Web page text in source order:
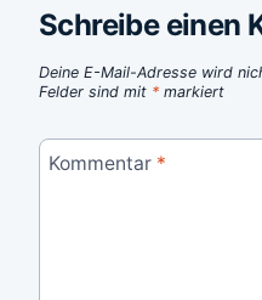
Schreibe einen
Deine E-Mail-Adresse wird
Felder sind mit * markiert
Kommentar *